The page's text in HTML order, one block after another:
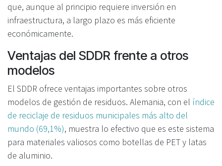
que, aunque al principio requiere inversión en
infraestructura, a largo plazo es más eficiente
económicamente.
Ventajas del SDDR frente a otros
modelos
El SDDR ofrece ventajas importantes sobre otros
modelos de gestión de residuos. Alemania, con el índice
de reciclaje de residuos municipales más alto del
mundo (69,1%), muestra lo efectivo que es este sistema
para materiales valiosos como botellas de PET y latas
de aluminio.